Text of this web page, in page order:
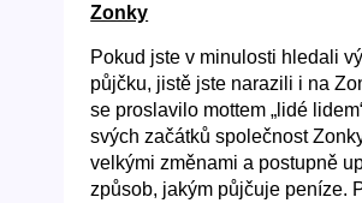
Zonky
Pokud jste v minulosti hledali
půjčku, jistě jste narazili i na
se proslavilo mottem „lidé
svých začátků společnost
velkými změnami a postupně
způsob, jakým půjčuje peníze.